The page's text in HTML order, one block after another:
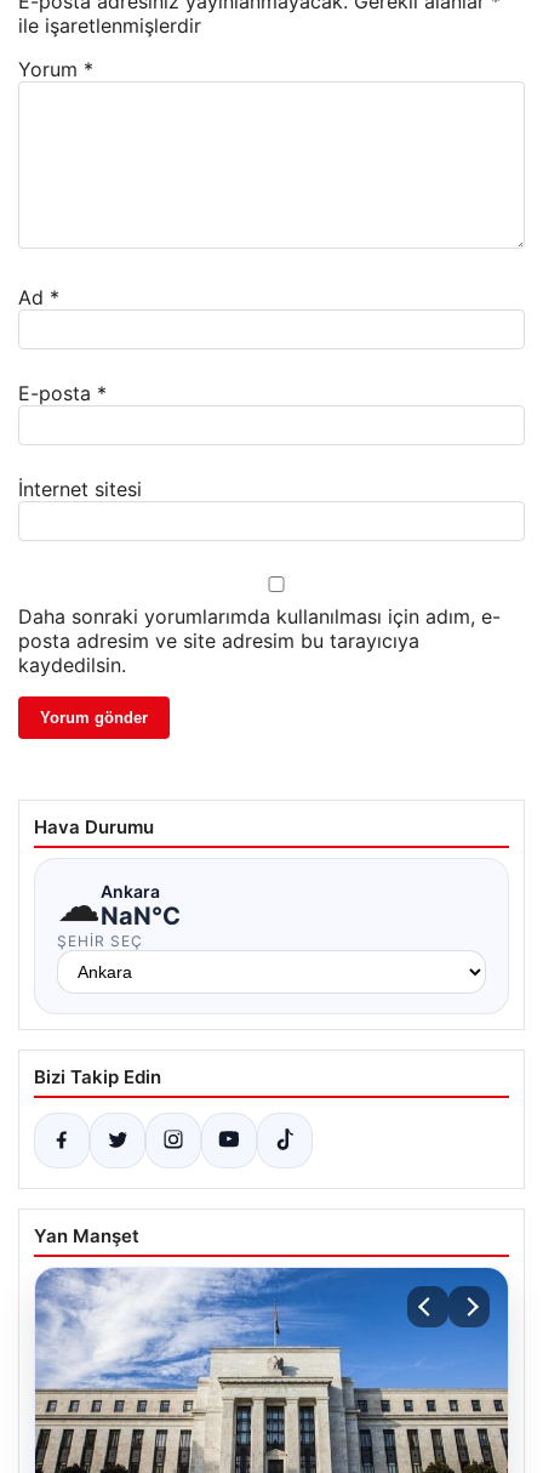
ile işaretlenmişlerdir
Yorum *
Ad *
E-posta *
İnternet sitesi
Daha sonraki yorumlarımda kullanılması için adım, e-
posta adresim ve site adresim bu tarayıcıya
kaydedilsin.
Hava Durumu
☁Ankara
NaN°C
ŞEHIR SEÇ
Bizi Takip Edin
Yan Manşet